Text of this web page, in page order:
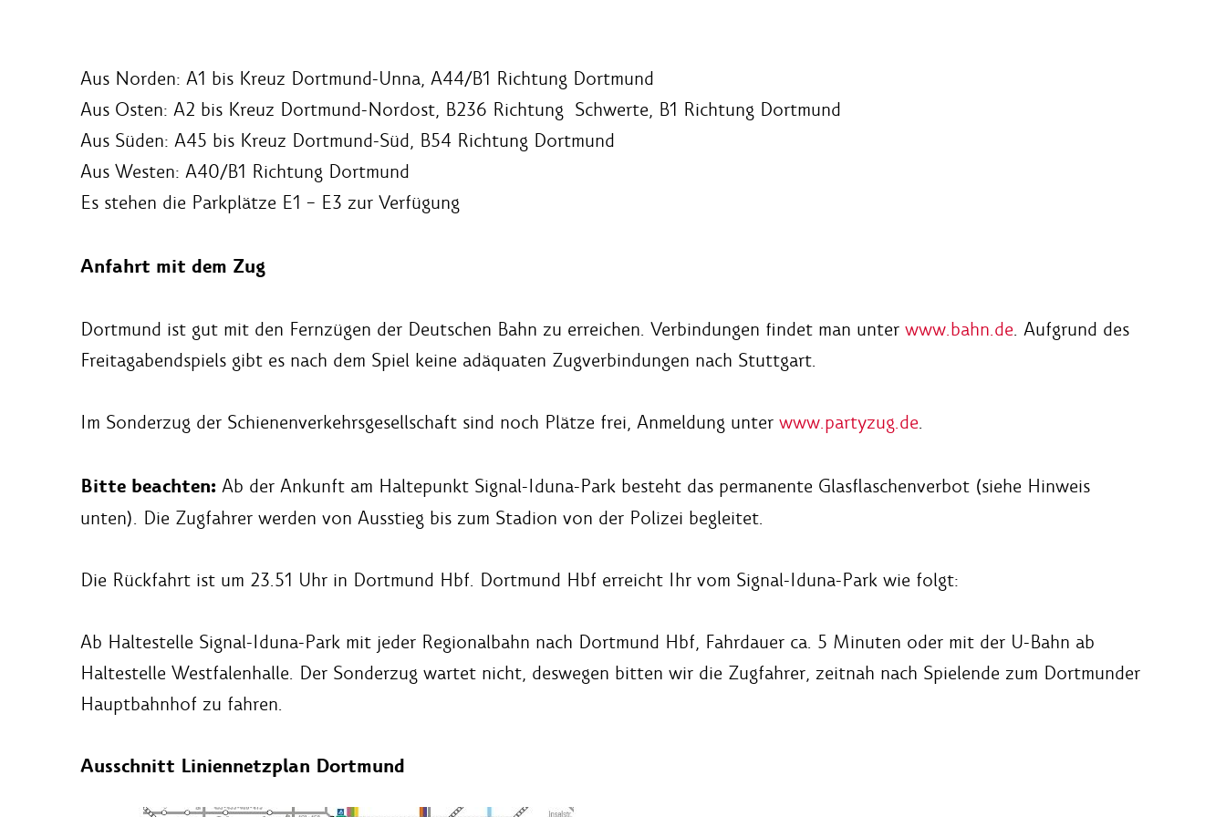
Aus Norden: A1 bis Kreuz Dortmund-Unna, A44/B1 Richtung Dortmund
Aus Osten: A2 bis Kreuz Dortmund-Nordost, B236 Richtung Schwerte, B1 Richtung Dortmund
Aus Süden: A45 bis Kreuz Dortmund-Süd, B54 Richtung Dortmund
Aus Westen: A40/B1 Richtung Dortmund
Es stehen die Parkplätze E1 – E3 zur Verfügung
Anfahrt mit dem Zug
Dortmund ist gut mit den Fernzügen der Deutschen Bahn zu erreichen. Verbindungen findet man unter www.bahn.de. Aufgrund des
Freitagabendspiels gibt es nach dem Spiel keine adäquaten Zugverbindungen nach Stuttgart.
Im Sonderzug der Schienenverkehrsgesellschaft sind noch Plätze frei, Anmeldung unter www.partyzug.de.
Bitte beachten: Ab der Ankunft am Haltepunkt Signal-Iduna-Park besteht das permanente Glasflaschenverbot (siehe Hinweis
unten). Die Zugfahrer werden von Ausstieg bis zum Stadion von der Polizei begleitet.
Die Rückfahrt ist um 23.51 Uhr in Dortmund Hbf. Dortmund Hbf erreicht Ihr vom Signal-Iduna-Park wie folgt:
Ab Haltestelle Signal-Iduna-Park mit jeder Regionalbahn nach Dortmund Hbf, Fahrdauer ca. 5 Minuten oder mit der U-Bahn ab
Haltestelle Westfalenhalle. Der Sonderzug wartet nicht, deswegen bitten wir die Zugfahrer, zeitnah nach Spielende zum Dortmunder
Hauptbahnhof zu fahren.
Ausschnitt Liniennetzplan Dortmund